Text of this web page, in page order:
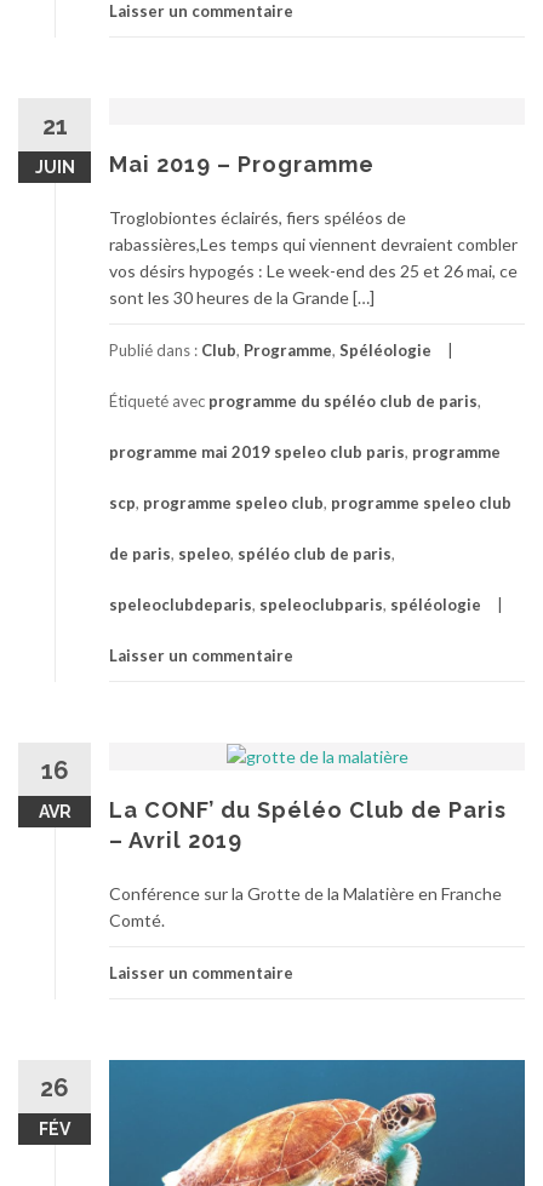
Laisser un commentaire
21
JUIN Mai 2019 – Programme
Troglobiontes éclairés, fiers spéléos de
rabassières,Les temps qui viennent devraient combler
vos désirs hypogés : Le week-end des 25 et 26 mai, ce
sont les 30 heures de la Grande […]
Publié dans : Club, Programme, Spéléologie
Étiqueté avec programme du spéléo club de paris,
programme mai 2019 speleo club paris, programme
scp, programme speleo club, programme speleo club
de paris, speleo, spéléo club de paris,
speleoclubdeparis, speleoclubparis, spéléologie
Laisser un commentaire
16
AVR
La CONF’ du Spéléo Club de Paris
– Avril 2019
Conférence sur la Grotte de la Malatière en Franche
Comté.
Laisser un commentaire
26
FÉV